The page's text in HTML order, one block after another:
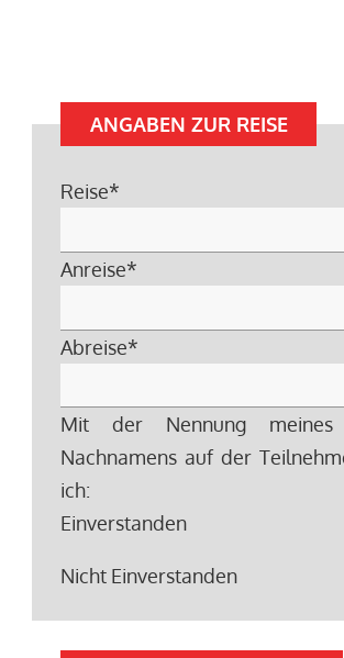
ANGABEN ZUR REISE
Reise*
Anreise*
Abreise*
Mit der Nennung
Nachnamens auf der
ich:
Einverstanden
Nicht Einverstanden